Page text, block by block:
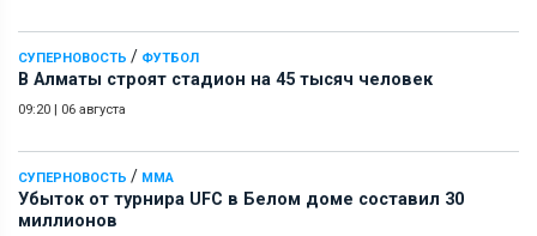
СУПЕРНОВОСТЬ / ФУТБОЛ
В Алматы строят стадион на 45 тысяч человек
09:20 | 06 августа
СУПЕРНОВОСТЬ / ММА
Убыток от турнира UFC в Белом доме составил 30
миллионов